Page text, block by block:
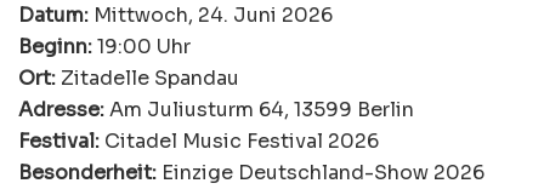
Datum: Mittwoch, 24. Juni 2026
Beginn:19:00 Uhr
Ort: Zitadelle Spandau
Adresse:Am Juliusturm 64, 13599 Berlin
Festival: Citadel Music Festival 2026
Besonderheit: Einzige Deutschland-Show 2026